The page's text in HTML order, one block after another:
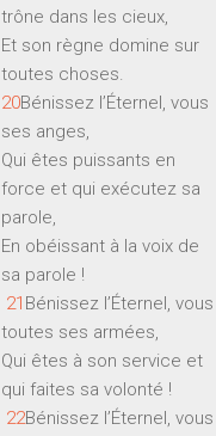
trône dans les cieux,
Et son règne domine sur
toutes choses.
20Bénissez l’Éternel, vous
ses anges,
Qui êtes puissants en
force et qui exécutez sa
parole,
En obéissant à la voix de
sa parole !
21 Bénissez l’Éternel, vous
toutes ses armées,
Qui êtes à son service et
qui faites sa volonté !
22Bénissez l’Éternel, vous